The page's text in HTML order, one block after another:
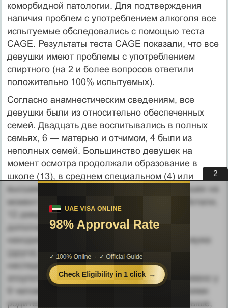
коморбидной патологии. Для подтверждения
наличия про­блем с употреблением алкоголя все
испытуемые обследовались с помощью теста
CAGE. Результаты теста CAGE показали, что все
девушки имеют проблемы с употреблением
спиртного (на 2 и более вопросов ответили
положительно 100% испытуемых).
Согласно анамнестическим сведениям, все
девушки были из относительно обеспе­ченных
семей. Двадцать две воспитывались в полных
семьях, 6 — матерью и отчимом, 4 были из
неполных семей. Большинство девушек на
момент осмотра продолжали обра­зование в
школе (13), в среднем специальном (4) или
высшем (6) учебном заведении. Пять девушек на
момент осмотра нигде не учились и не работали,
12 девушек имели самостоятельные
дополнительные заработки, остальные
находились на иждивении ро­дителей или мужа
(друга). У большинства (54%) выявлена
наследственная отягощен-ность:
злоупотребление алкоголем отцом обнаружено у
9 человек (32%), матерью — у 4 (14%), обоими
родителями — у 2 (7%). Как указывалось выше,
1